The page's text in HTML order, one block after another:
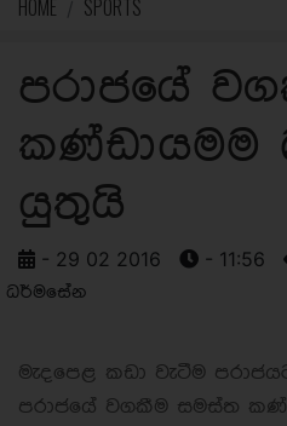
HOME SPORTS
පරාජයේ
කණ්ඩායමම
යුතුයි
- 29 02 2016 - 11:56
ධර්මසේන
මැදපෙළ කඩා වැටීම
පරාජයේ වගකීම සමස්ත